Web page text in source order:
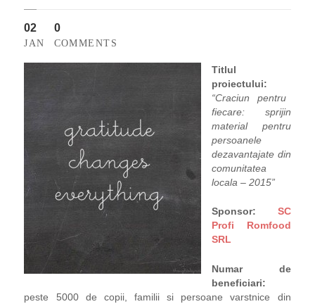
02
JAN
0
COMMENTS
Titlul
proiectului:
“Craciun pentru
fiecare: sprijin
material pentru
persoanele
dezavantajate din
comunitatea
locala – 2015”
Sponsor: SC
Profi Romfood
SRL
Numar de
beneficiari:
peste 5000 de copii, familii si persoane varstnice din